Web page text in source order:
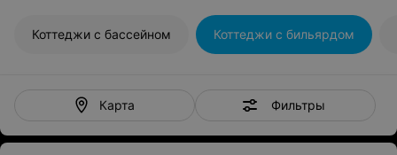
Коттеджи с бассейном Коттеджи с бильярдом
Карта Фильтры